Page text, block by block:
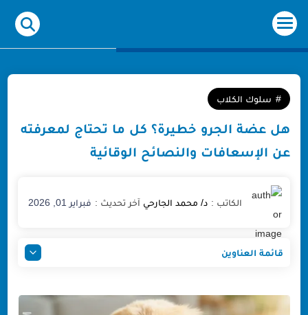
سلوك الكلاب
هل عضة الجرو خطيرة؟ كل ما تحتاج لمعرفته
عن الإسعافات والنصائح الوقائية
فبراير 01, 2026
قائمة العناوين
3 مخاطر طبية لا يخبرك بها أحد (السعار والتيتانوس)